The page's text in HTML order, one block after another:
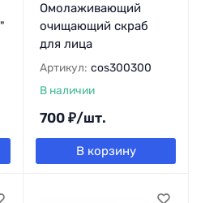
Омолаживающий
очищающий скраб
для лица
Артикул: cos300300
В наличии
700 ₽/шт.
В корзину